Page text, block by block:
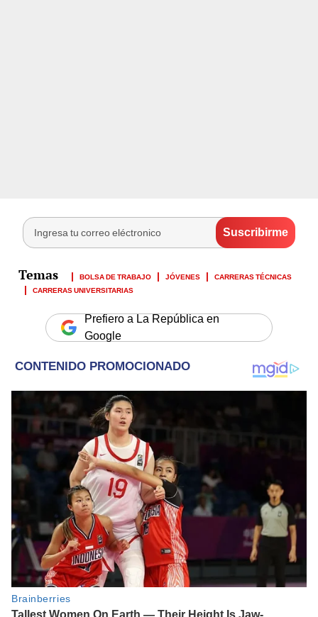
BOLSA DE TRABAJO JÓVENES
CARRERAS TÉCNICAS
CARRERAS UNIVERSITARIAS
Prefiero a La República en
Google